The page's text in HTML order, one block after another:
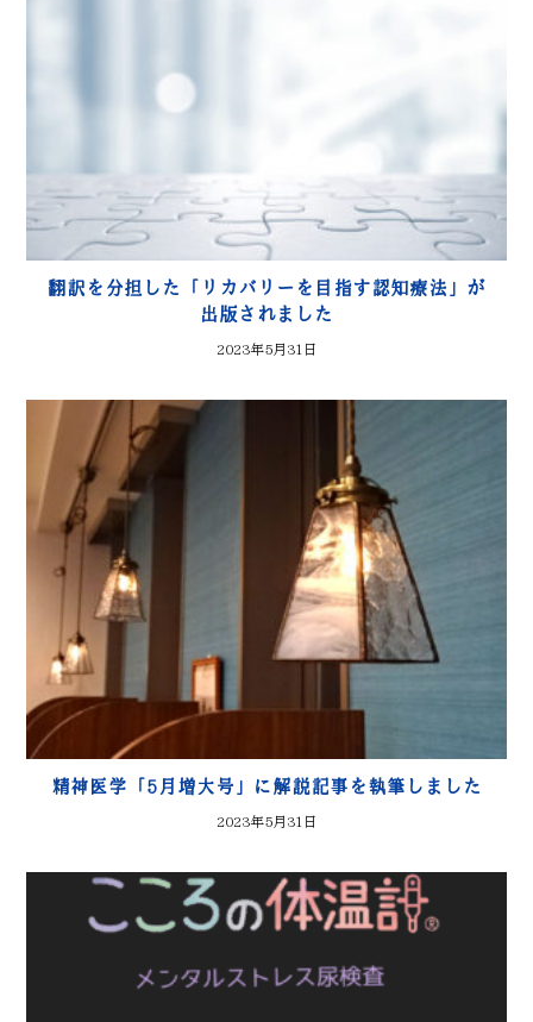
翻訳を分担した「リカバリーを目指す認知療法」が
出版されました
2023年5月31日
精神医学「5月増大号」に解説記事を執筆しました
2023年5月31日